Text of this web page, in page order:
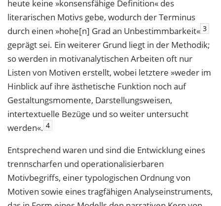
heute keine »konsensfähige Definition« des
literarischen Motivs gebe, wodurch der Terminus
durch einen »hohe[n] Grad an Unbestimmbarkeit« 3
geprägt sei. Ein weiterer Grund liegt in der Methodik;
so werden in motivanalytischen Arbeiten oft nur
Listen von Motiven erstellt, wobei letztere »weder im
Hinblick auf ihre ästhetische Funktion noch auf
Gestaltungsmomente, Darstellungsweisen,
intertextuelle Bezüge und so weiter untersucht
werden«. 4
Entsprechend waren und sind die Entwicklung eines
trennscharfen und operationalisierbaren
Motivbegriffs, einer typologischen Ordnung von
Motiven sowie eines tragfähigen Analyseinstruments,